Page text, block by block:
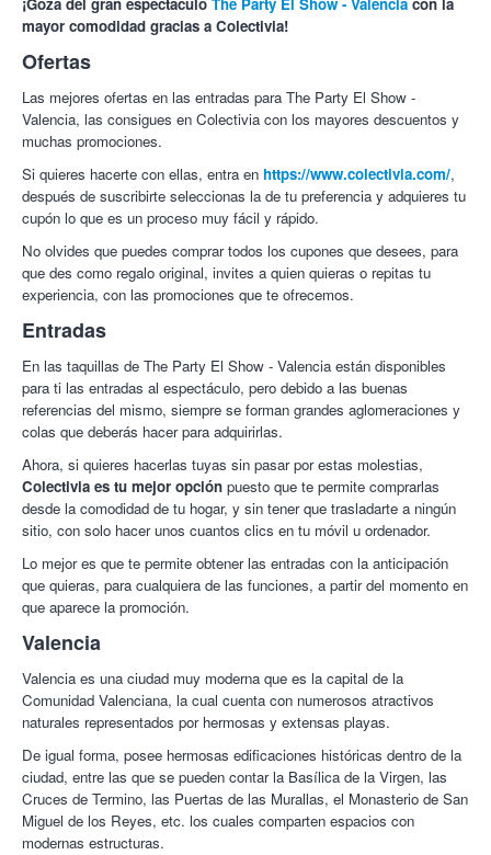
¡Goza del gran espectáculo The Party El Show - Valencia con la
mayor comodidad gracias a Colectivia!
Ofertas
Las mejores ofertas en las entradas para The Party El Show -
Valencia, las consigues en Colectivia con los mayores descuentos y
muchas promociones.
Si quieres hacerte con ellas, entra en https://www.colectivia.com/,
después de suscribirte seleccionas la de tu preferencia y adquieres tu
cupón lo que es un proceso muy fácil y rápido.
No olvides que puedes comprar todos los cupones que desees, para
que des como regalo original, invites a quien quieras o repitas tu
experiencia, con las promociones que te ofrecemos.
Entradas
En las taquillas de The Party El Show - Valencia están disponibles
para ti las entradas al espectáculo, pero debido a las buenas
referencias del mismo, siempre se forman grandes aglomeraciones y
colas que deberás hacer para adquirirlas.
Ahora, si quieres hacerlas tuyas sin pasar por estas molestias,
Colectivia es tu mejor opción puesto que te permite comprarlas
desde la comodidad de tu hogar, y sin tener que trasladarte a ningún
sitio, con solo hacer unos cuantos clics en tu móvil u ordenador.
Lo mejor es que te permite obtener las entradas con la anticipación
que quieras, para cualquiera de las funciones, a partir del momento en
que aparece la promoción.
Valencia
Valencia es una ciudad muy moderna que es la capital de la
Comunidad Valenciana, la cual cuenta con numerosos atractivos
naturales representados por hermosas y extensas playas.
De igual forma, posee hermosas edificaciones históricas dentro de la
ciudad, entre las que se pueden contar la Basílica de la Virgen, las
Cruces de Termino, las Puertas de las Murallas, el Monasterio de San
Miguel de los Reyes, etc. los cuales comparten espacios con
modernas estructuras.